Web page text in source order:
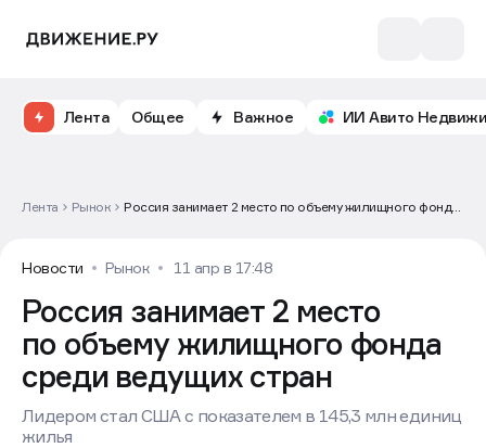
Лента Общее Важное ИИ Авито
Лента Рынок
Россия занимает 2 место по объему жилищного фонда
Новости Рынок 11 апр в 17:48
Россия занимает 2 место
по объему жилищного фонда
среди ведущих стран
Лидером стал США с показателем в 145,3 млн единиц
жилья